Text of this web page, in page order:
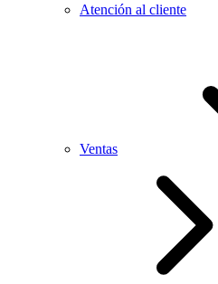
Atención al cliente
Ventas